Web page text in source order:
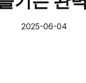
2025-06-04